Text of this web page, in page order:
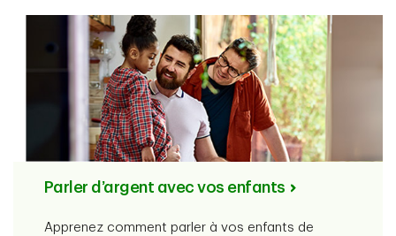
Parler d’argent avec vos enfants
Apprenez comment parler à vos enfants de